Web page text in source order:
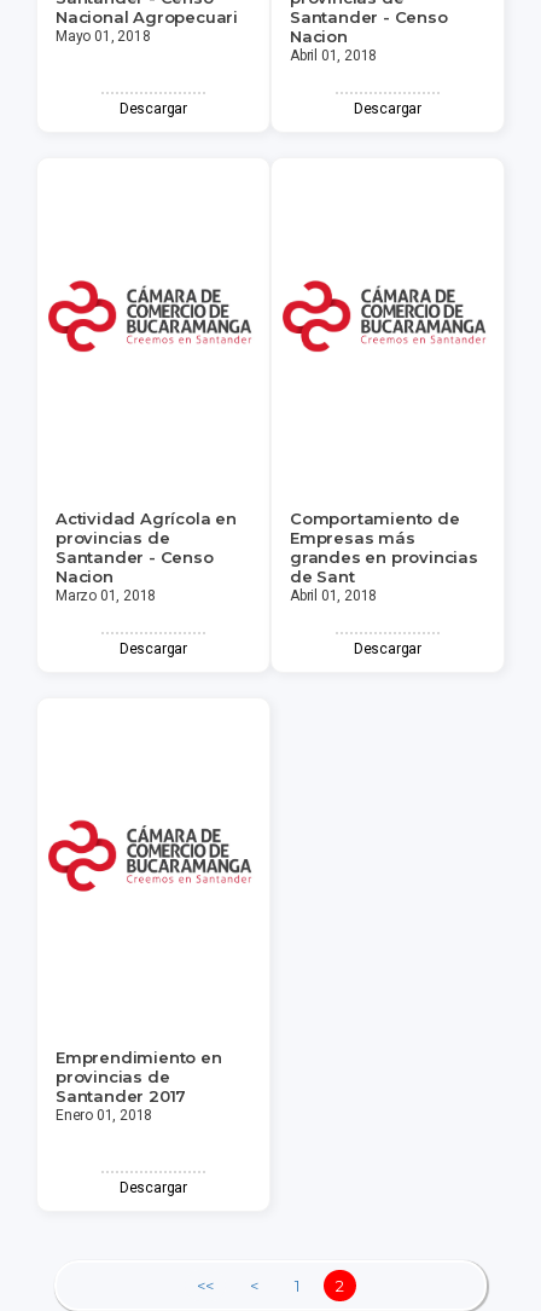
Nacional Agropecuari
Mayo 01, 2018
Descargar
Santander - Censo
Nacion
Abril 01, 2018
Descargar
Actividad Agrícola en
provincias de
Santander - Censo
Nacion
Marzo 01, 2018
Descargar
Comportamiento de
Empresas más
grandes en provincias
de Sant
Abril 01, 2018
Descargar
Emprendimiento en
provincias de
Santander 2017
Enero 01, 2018
Descargar
<< < 1 2